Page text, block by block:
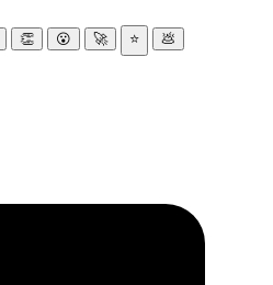
👏 😮 🚀 ⭐ 💩